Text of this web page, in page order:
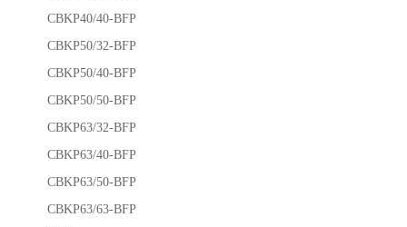
CBKP40/40-BFP
CBKP50/32-BFP
CBKP50/40-BFP
CBKP50/50-BFP
CBKP63/32-BFP
CBKP63/40-BFP
CBKP63/50-BFP
CBKP63/63-BFP